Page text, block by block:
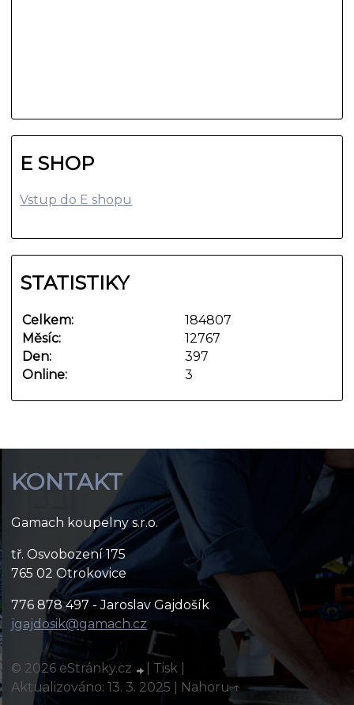
E SHOP
Vstup do E shopu
STATISTIKY
Online: 3
Celkem:
184807
Měsíc:
12767
Den:
397
KONTAKT
Gamach koupelny s.r.o.
tř. Osvobození 175
765 02 Otrokovice
776 878 497 - Jaroslav Gajdošík
jgajdosik@gamach.cz
© 2026 eStránky.cz Tisk
Aktualizováno: 13. 3. 2025
Nahoru ↑